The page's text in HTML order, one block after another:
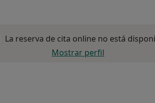
La reserva de cita online no está
Mostrar perfil